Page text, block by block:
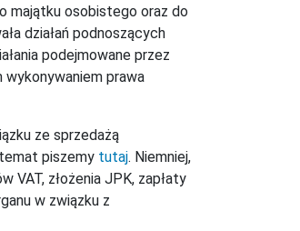
majątku osobistego oraz do
działań podnoszących
podejmowane przez
wykonywaniem prawa
ze sprzedażą
piszemy tutaj. Niemniej,
VAT, złożenia JPK, zapłaty
w związku z